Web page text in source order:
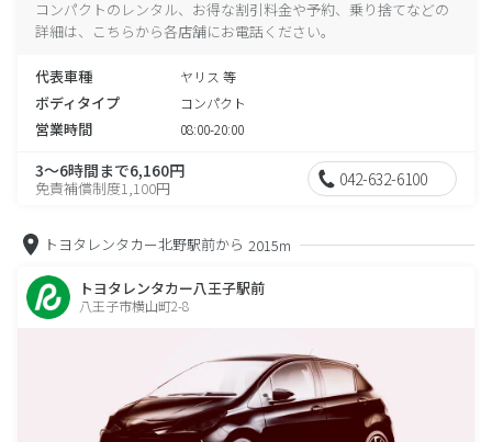
コンパクトのレンタル、お得な割引料金や予約、乗り捨てなどの
詳細は、こちらから各店舗にお電話ください。
代表車種 ヤリス 等
ボディタイプ コンパクト
営業時間 08:00-20:00
3～6時間まで6,160円
免責補償制度1,100円 042-632-6100
トヨタレンタカー北野駅前から 2015m
トヨタレンタカー八王子駅前
八王子市横山町2-8